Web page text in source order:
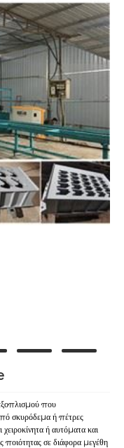
που
σκυρόδεμα ή πέτρες
ή αυτόματα και
ποιότητας σε διάφορα μεγέθη